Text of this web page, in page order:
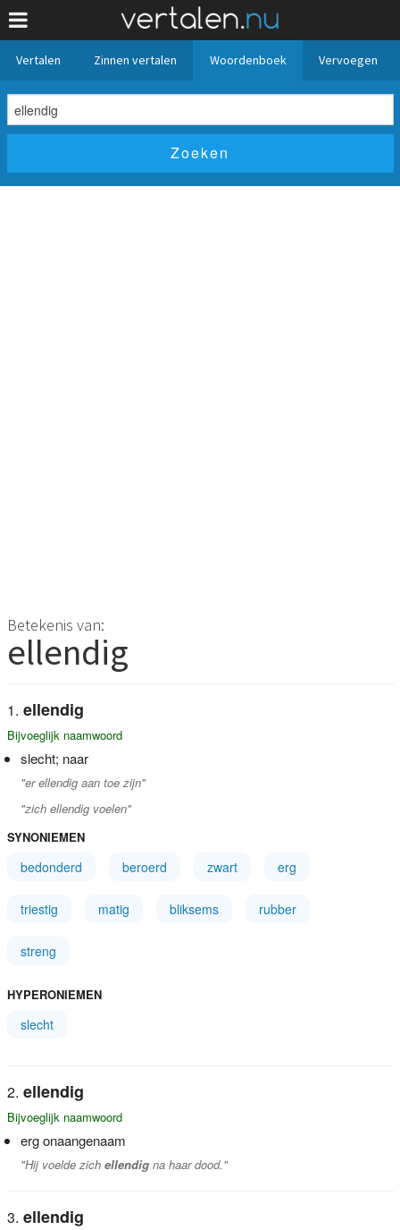
Vertalen Zinnen vertalen Woordenboek Vervoegen
Betekenis van:
ellendig
ellendig
Bijvoeglijk naamwoord
slecht; naar
"er ellendig aan toe zijn"
"zich ellendig voelen"
SYNONIEMEN
bedonderd beroerd zwart erg
triestig matig bliksems rubber
streng
HYPERONIEMEN
slecht
ellendig
Bijvoeglijk naamwoord
erg onaangenaam
"Hij voelde zich ellendigna haar dood."
ellendig